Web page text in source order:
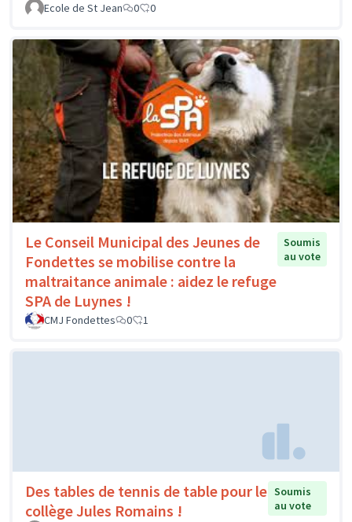
Ecole de St Jean
0 0
Le Conseil Municipal des Jeunes de
Fondettes se mobilise contre la
maltraitance animale : aidez le refuge
SPA de Luynes !
Soumis
au vote
CMJ Fondettes 0 1
Des tables de tennis de table pour le
collège Jules Romains !
Soumis
au vote